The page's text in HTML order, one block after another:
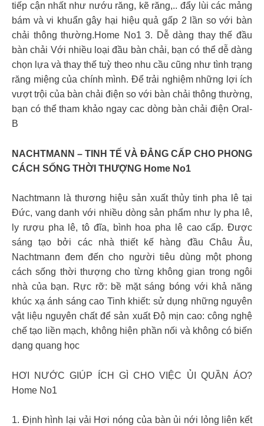
tiếp cận nhất như nướu răng, kẽ răng,.. đẩy lùi các mảng
bám và vi khuẩn gây hại hiệu quả gấp 2 lần so với bàn
chải thông thường.Home No1 3. Dễ dàng thay thế đầu
bàn chải Với nhiều loại đầu bàn chải, bạn có thể dễ dàng
chọn lựa và thay thế tuỳ theo nhu cầu cũng như tình trạng
răng miệng của chính mình. Để trải nghiệm những lợi ích
vượt trội của bàn chải điện so với bàn chải thông thường,
bạn có thể tham khảo ngay cac dòng bàn chải điện Oral-
B
NACHTMANN – TINH TẾ VÀ ĐẲNG CẤP CHO PHONG
CÁCH SỐNG THỜI THƯỢNG Home No1
Nachtmann là thương hiệu sản xuất thủy tinh pha lê tại
Đức, vang danh với nhiều dòng sản phẩm như ly pha lê,
ly rượu pha lê, tô đĩa, bình hoa pha lê cao cấp. Được
sáng tạo bởi các nhà thiết kế hàng đầu Châu Âu,
Nachtmann đem đến cho người tiêu dùng một phong
cách sống thời thượng cho từng không gian trong ngôi
nhà của bạn. Rực rỡ: bề mặt sáng bóng với khả năng
khúc xạ ánh sáng cao Tinh khiết: sử dụng những nguyên
vật liệu nguyên chất để sản xuất Độ mịn cao: công nghệ
chế tạo liền mạch, không hiện phần nối và không có biến
dạng quang học
HƠI NƯỚC GIÚP ÍCH GÌ CHO VIỆC ỦI QUẦN ÁO?
Home No1
1. Định hình lại vải Hơi nóng của bàn ủi nới lỏng liên kết